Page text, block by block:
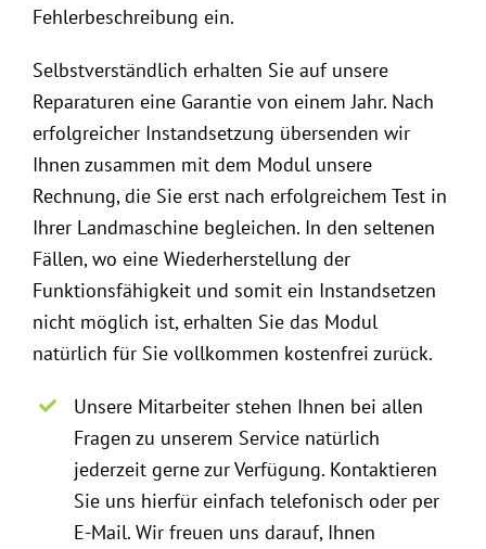
Fehlerbeschreibung ein.
Selbstverständlich erhalten Sie auf unsere
Reparaturen eine Garantie von einem Jahr. Nach
erfolgreicher Instandsetzung übersenden wir
Ihnen zusammen mit dem Modul unsere
Rechnung, die Sie erst nach erfolgreichem Test in
Ihrer Landmaschine begleichen. In den seltenen
Fällen, wo eine Wiederherstellung der
Funktionsfähigkeit und somit ein Instandsetzen
nicht möglich ist, erhalten Sie das Modul
natürlich für Sie vollkommen kostenfrei zurück.
Unsere Mitarbeiter stehen Ihnen bei allen
Fragen zu unserem Service natürlich
jederzeit gerne zur Verfügung. Kontaktieren
Sie uns hierfür einfach telefonisch oder per
E-Mail. Wir freuen uns darauf, Ihnen